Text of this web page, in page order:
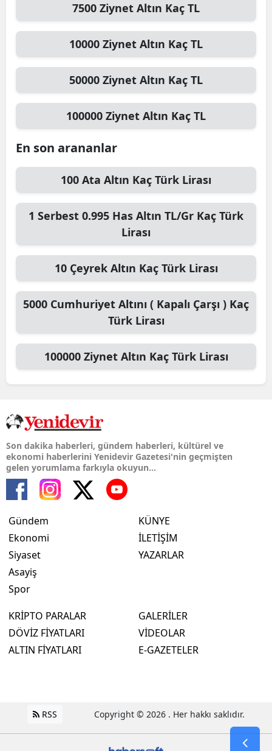
7500 Ziynet Altın Kaç TL
10000 Ziynet Altın Kaç TL
50000 Ziynet Altın Kaç TL
100000 Ziynet Altın Kaç TL
En son arananlar
100 Ata Altın Kaç Türk Lirası
1 Serbest 0.995 Has Altın TL/Gr Kaç Türk
Lirası
10 Çeyrek Altın Kaç Türk Lirası
5000 Cumhuriyet Altını ( Kapalı Çarşı ) Kaç
Türk Lirası
100000 Ziynet Altın Kaç Türk Lirası
Son dakika haberleri, gündem haberleri, kültürel ve
ekonomi haberlerini Yenidevir Gazetesi'nin geçmişten
gelen yorumlama farkıyla okuyun...
Gündem
Ekonomi
Siyaset
Asayiş
Spor
KÜNYE
İLETİŞİM
YAZARLAR
KRİPTO PARALAR
DÖVİZ FİYATLARI
ALTIN FİYATLARI
GALERİLER
VİDEOLAR
E-GAZETELER
RSS Copyright © 2026 . Her hakkı saklıdır.